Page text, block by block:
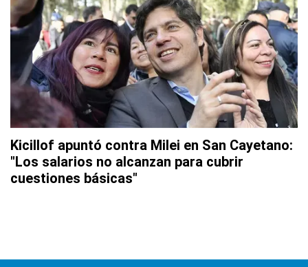
Kicillof apuntó contra Milei en San Cayetano:
"Los salarios no alcanzan para cubrir
cuestiones básicas"